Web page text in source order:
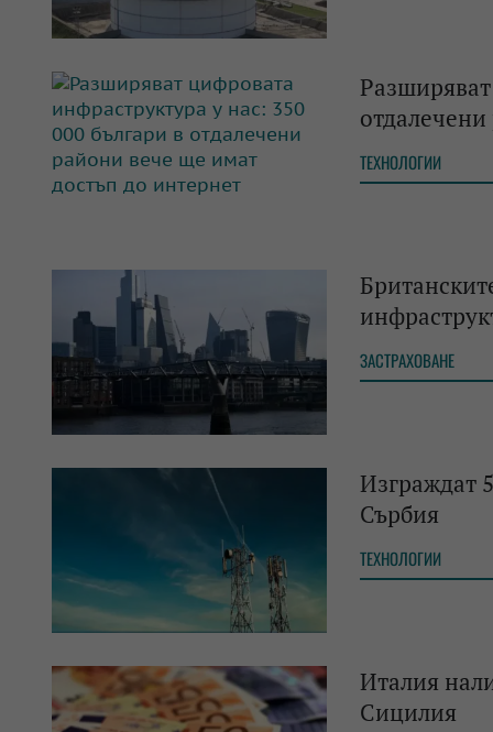
ТЕХНОЛОГИИ
ЗАСТРАХОВАНЕ
Изграждат
Сърбия
ТЕХНОЛОГИИ
Италия
Сицилия